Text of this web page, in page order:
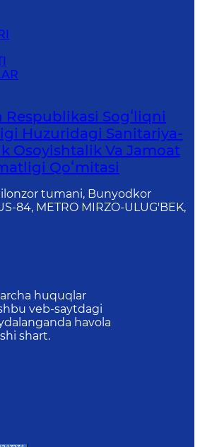
Respublikasi Sogʻliqni
Huzuridagi Sanitariya-
Osoyishtalik Va Jamoat
Qoʻmitasi
tumani, Bunyodkor
84, METRO MIRZO-ULUG'BEK,
huquqlar
veb-saytdagi
havola
shart.